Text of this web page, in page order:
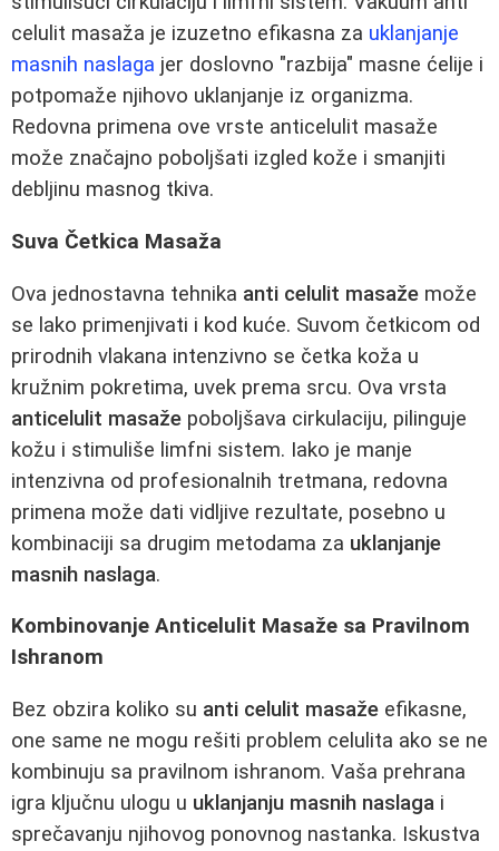
celulit masaža je izuzetno efikasna za uklanjanje
masnih naslaga jer doslovno "razbija" masne ćelije i
potpomaže njihovo uklanjanje iz organizma.
Redovna primena ove vrste anticelulit masaže
može značajno poboljšati izgled kože i smanjiti
debljinu masnog tkiva.
Suva Četkica Masaža
Ova jednostavna tehnika anti celulit masaže može
se lako primenjivati i kod kuće. Suvom četkicom od
prirodnih vlakana intenzivno se četka koža u
kružnim pokretima, uvek prema srcu. Ova vrsta
anticelulit masaže poboljšava cirkulaciju, pilinguje
kožu i stimuliše limfni sistem. Iako je manje
intenzivna od profesionalnih tretmana, redovna
primena može dati vidljive rezultate, posebno u
kombinaciji sa drugim metodama za uklanjanje
masnih naslaga.
Kombinovanje Anticelulit Masaže sa Pravilnom
Ishranom
Bez obzira koliko su anti celulit masaže efikasne,
one same ne mogu rešiti problem celulita ako se ne
kombinuju sa pravilnom ishranom. Vaša prehrana
igra ključnu ulogu u uklanjanju masnih naslaga i
sprečavanju njihovog ponovnog nastanka. Iskustva